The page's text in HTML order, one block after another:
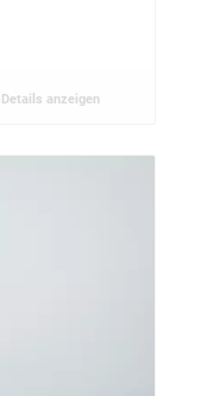
Details anzeigen